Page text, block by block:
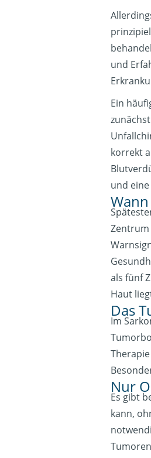
und
Ein
korrekt
und
Zentrum
als fünf
Haut
Das
Im
Nur
Es gibt
kann,